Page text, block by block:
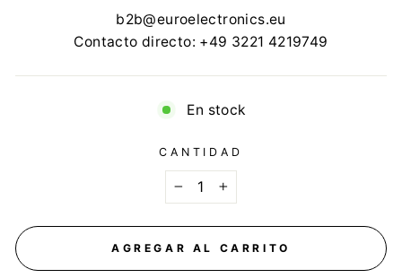
b2b@euroelectronics.eu
Contacto directo: +49 3221 4219749
En stock
CANTIDAD
+
AGREGAR AL CARRITO